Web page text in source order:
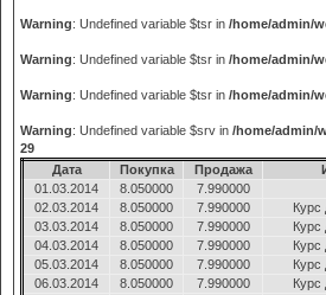
Warning: Undefined variable $tsr in /home/admin/
Warning: Undefined variable $tsr in /home/admin/
Warning: Undefined variable $tsr in /home/admin/
Warning: Undefined variable $srv in /home/admin/
29
Дата
Покупка Продажа
01.03.2014
8.050000
7.990000
02.03.2014
8.050000 7.990000
Курс
03.03.2014
8.050000 7.990000
Курс
04.03.2014
8.050000 7.990000
Курс
05.03.2014
8.050000 7.990000
Курс
06.03.2014
8.050000 7.990000
Курс